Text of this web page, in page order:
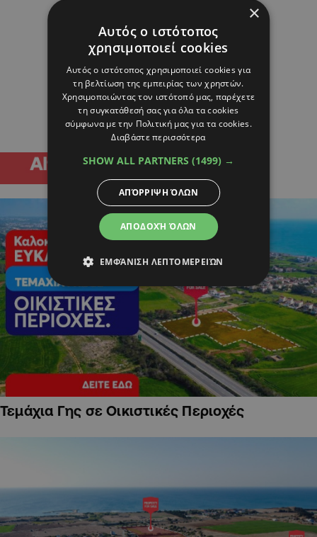
Τεμάχια Γης σε Οικιστικές Περιοχές
×
Αυτός ο ιστότοπος
χρησιμοποιεί cookies
Αυτός ο ιστότοπος χρησιμοποιεί cookies για
τη βελτίωση της εμπειρίας των χρηστών.
Χρησιμοποιώντας τον ιστότοπό μας, παρέχετε
τη συγκατάθεσή σας για όλα τα cookies
σύμφωνα με την Πολιτική μας για τα cookies.
Διαβάστε περισσότερα
SHOW ALL PARTNERS (1499) →
ΑΠΟΔΟΧΉ ΌΛΩΝ
ΑΠΌΡΡΙΨΗ ΌΛΩΝ
ΕΜΦΆΝΙΣΗ ΛΕΠΤΟΜΕΡΕΙΏΝ